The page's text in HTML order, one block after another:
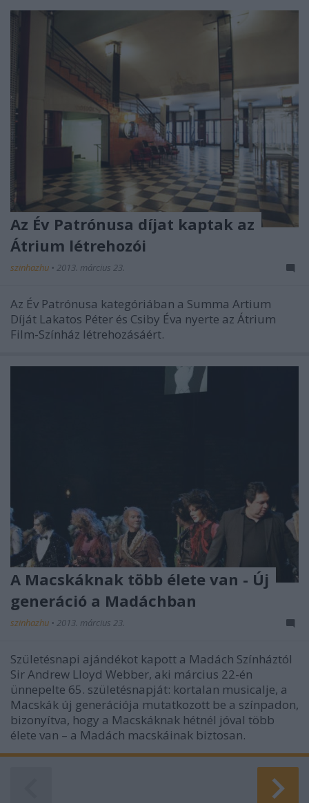
Az Év Patrónusa díjat kaptak az
Átrium létrehozói
szinhazhu • 2013. március 23.
Az Év Patrónusa kategóriában a Summa Artium
Díját Lakatos Péter és Csiby Éva nyerte az Átrium
Film-Színház létrehozásáért.
A Macskáknak több élete van - Új
generáció a Madáchban
szinhazhu • 2013. március 23.
Születésnapi ajándékot kapott a Madách Színháztól
Sir Andrew Lloyd Webber, aki március 22-én
ünnepelte 65. születésnapját: kortalan musicalje, a
Macskák új generációja mutatkozott be a színpadon,
bizonyítva, hogy a Macskáknak hétnél jóval több
élete van – a Madách macskáinak biztosan.